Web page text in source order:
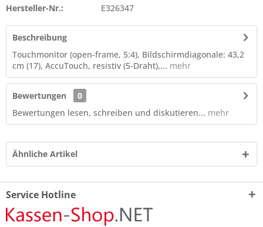
Hersteller-Nr.:
E326347
Beschreibung
Touchmonitor (open-frame, 5:4), Bildschirmdiagonale: 43,2
cm (17), AccuTouch, resistiv (5-Draht),... mehr
Bewertungen
0
Bewertungen lesen, schreiben und diskutieren... mehr
Ähnliche Artikel
Service Hotline